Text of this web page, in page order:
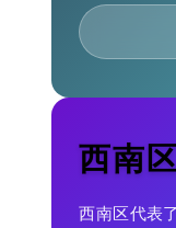
西南
西南区代表